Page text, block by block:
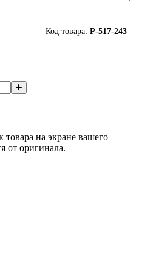
Код товара: P-517-243
на экране вашего
от оригинала.